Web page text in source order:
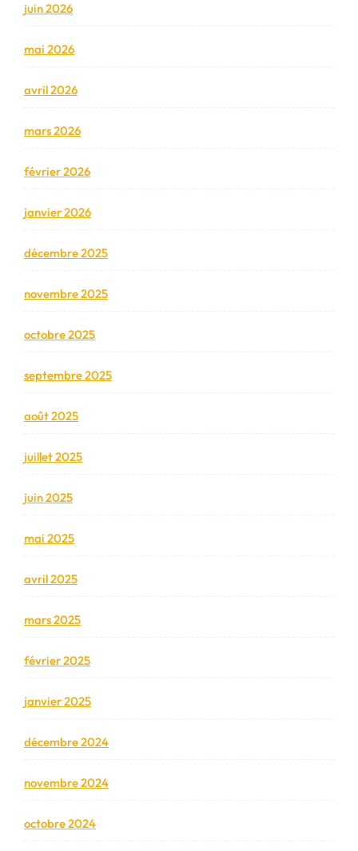
juin 2026
mai 2026
avril 2026
mars 2026
février 2026
janvier 2026
décembre 2025
novembre 2025
octobre 2025
septembre 2025
août 2025
juillet 2025
juin 2025
mai 2025
avril 2025
mars 2025
février 2025
janvier 2025
décembre 2024
novembre 2024
octobre 2024